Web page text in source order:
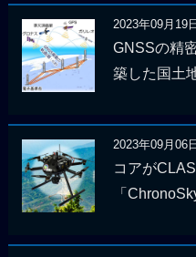
2023年09月19
GNSSの精
築した国土
2023年09月06日
コアが
「